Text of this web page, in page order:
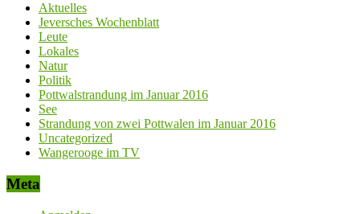
Aktuelles
Jeversches Wochenblatt
Leute
Lokales
Natur
Politik
Pottwalstrandung im Januar 2016
See
Strandung von zwei Pottwalen im Januar 2016
Uncategorized
Wangerooge im TV
Meta